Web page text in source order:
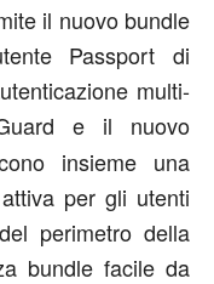
il nuovo bundle
Passport di
multi-
e il nuovo
insieme una
per gli utenti
perimetro della
bundle facile da